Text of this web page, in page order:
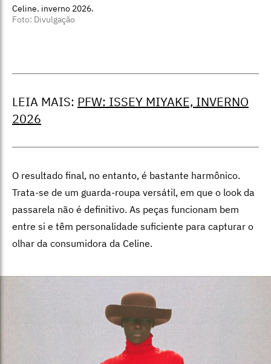
Celine. inverno 2026.
Foto: Divulgação
LEIA MAIS: PFW: ISSEY MIYAKE, INVERNO
2026
O resultado final, no entanto, é bastante harmônico.
Trata-se de um guarda-roupa versátil, em que o look da
passarela não é definitivo. As peças funcionam bem
entre si e têm personalidade suficiente para capturar o
olhar da consumidora da Celine.